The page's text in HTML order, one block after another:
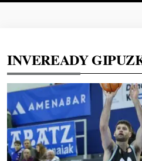
INVEREADY